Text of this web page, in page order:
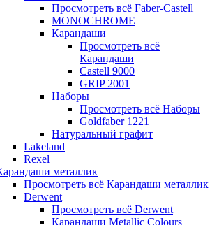
Просмотреть всё Faber-Castell
MONOCHROME
Карандаши
Просмотреть всё
Карандаши
Castell 9000
GRIP 2001
Наборы
Просмотреть всё Наборы
Goldfaber 1221
Натуральный графит
Lakeland
Rexel
металлик
Просмотреть всё Карандаши металлик
Derwent
Просмотреть всё Derwent
Карандаши Metallic Colours